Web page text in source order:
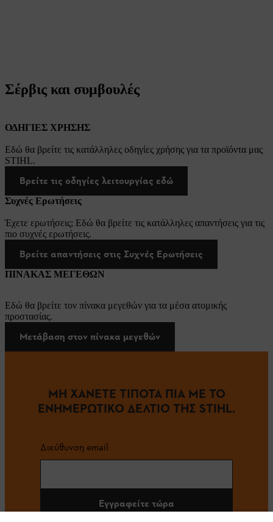
Σέρβις και συμβουλές
ΟΔΗΓΙΕΣ ΧΡΗΣΗΣ
Εδώ θα βρείτε τις κατάλληλες οδηγίες χρήσης για τα προϊόντα μας
STIHL.
Βρείτε τις οδηγίες λειτουργίας εδώ
Συχνές Ερωτήσεις
Έχετε ερωτήσεις; Εδώ θα βρείτε τις κατάλληλες απαντήσεις για τις
πιο συχνές ερωτήσεις.
Βρείτε απαντήσεις στις Συχνές Ερωτήσεις
ΠΙΝΑΚΑΣ ΜΕΓΕΘΩΝ
Εδώ θα βρείτε τον πίνακα μεγεθών για τα μέσα ατομικής
προστασίας.
Μετάβαση στον πίνακα μεγεθών
ΜΗ ΧΑΝΕΤΕ ΤΙΠΟΤΑ ΠΙΑ ΜΕ ΤΟ
ΕΝΗΜΕΡΩΤΙΚΟ ΔΕΛΤΙΟ ΤΗΣ STIHL.
Διεύθυνση email
Εγγραφείτε τώρα